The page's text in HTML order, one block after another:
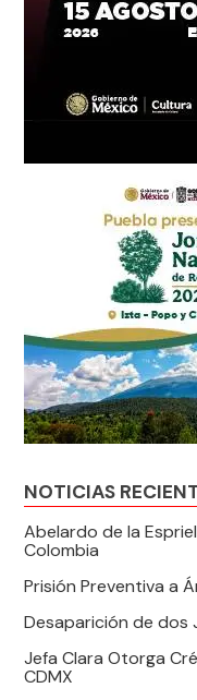
NOTICIAS
Abelardo de la
Colombia
Prisión Preventiva a
Desaparición de dos
Jefa Clara Otorga
CDMX